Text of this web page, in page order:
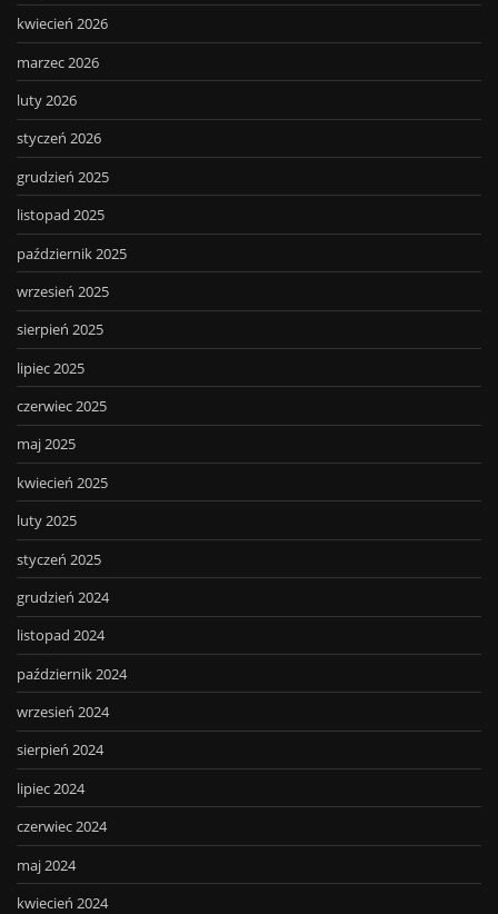
kwiecień 2026
marzec 2026
luty 2026
styczeń 2026
grudzień 2025
listopad 2025
październik 2025
wrzesień 2025
sierpień 2025
lipiec 2025
czerwiec 2025
maj 2025
kwiecień 2025
luty 2025
styczeń 2025
grudzień 2024
listopad 2024
październik 2024
wrzesień 2024
sierpień 2024
lipiec 2024
czerwiec 2024
maj 2024
kwiecień 2024